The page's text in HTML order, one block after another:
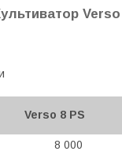
Verso 8 PS
8 000